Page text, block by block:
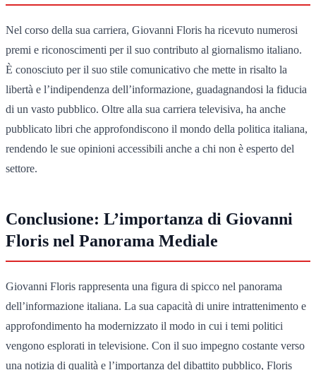
Nel corso della sua carriera, Giovanni Floris ha ricevuto numerosi
premi e riconoscimenti per il suo contributo al giornalismo italiano.
È conosciuto per il suo stile comunicativo che mette in risalto la
libertà e l’indipendenza dell’informazione, guadagnandosi la fiducia
di un vasto pubblico. Oltre alla sua carriera televisiva, ha anche
pubblicato libri che approfondiscono il mondo della politica italiana,
rendendo le sue opinioni accessibili anche a chi non è esperto del
settore.
Conclusione: L’importanza di Giovanni
Floris nel Panorama Mediale
Giovanni Floris rappresenta una figura di spicco nel panorama
dell’informazione italiana. La sua capacità di unire intrattenimento e
approfondimento ha modernizzato il modo in cui i temi politici
vengono esplorati in televisione. Con il suo impegno costante verso
una notizia di qualità e l’importanza del dibattito pubblico, Floris